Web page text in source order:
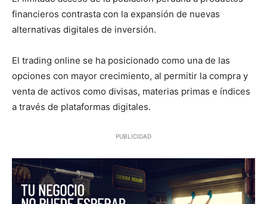
financieros contrasta con la expansión de nuevas
alternativas digitales de inversión.
El trading online se ha posicionado como una de las
opciones con mayor crecimiento, al permitir la compra y
venta de activos como divisas, materias primas e índices
a través de plataformas digitales.
PUBLICIDAD